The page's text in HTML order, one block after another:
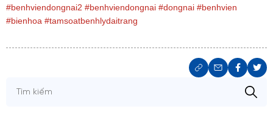
#benhviendongnai2 #benhviendongnai #dongnai #benhvien
#bienhoa #tamsoatbenhlydaitrang